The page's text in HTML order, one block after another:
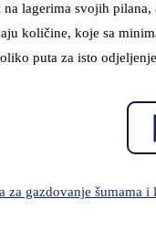
lagerima svojih
količine, koje sa
puta za isto
za gazdovanje šumama i